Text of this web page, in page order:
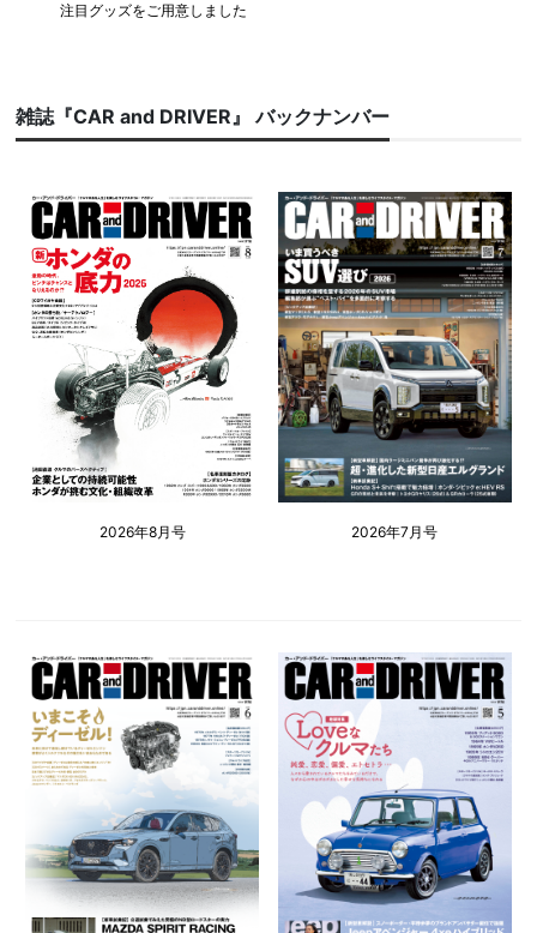
注目グッズをご用意しました
雑誌『CAR and DRIVER』 バックナンバー
2026年8月号 2026年7月号